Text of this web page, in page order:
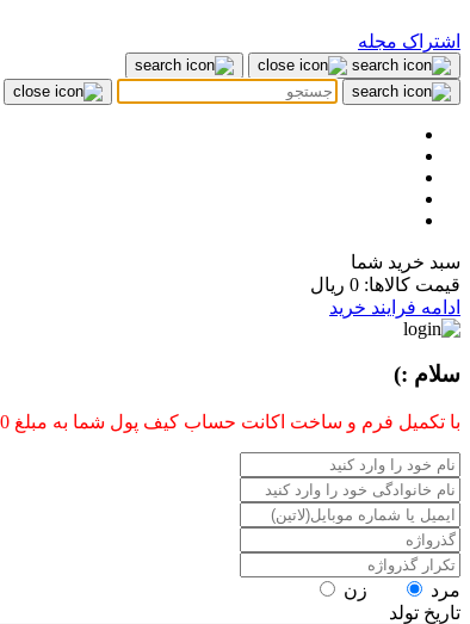
اشتراک مجله
سبد خرید شما
قیمت کالاها: 0 ریال
ادامه فرایند خرید
سلام :)
با تکمیل فرم و ساخت اکانت حساب کیف پول شما به مبلغ 50/000 تومن شارژ میشه که در زمان تسویه فاکتور میتونی از اون استفاده کنی .
مرد
زن
تاریخ تولد